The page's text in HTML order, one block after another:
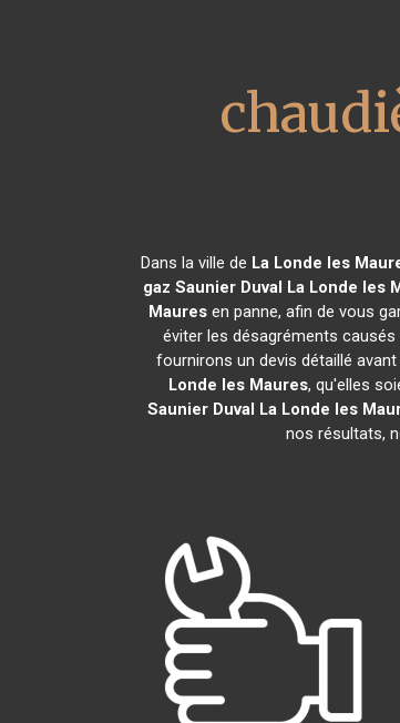
Dans la ville de La Londe les
gaz Saunier Duval La Londe les
Maures en panne, afin de vous
éviter les désagréments causés
fournirons un devis détaillé
Londe les Maures, qu'elles
Saunier Duval La Londe les
nos résultats,